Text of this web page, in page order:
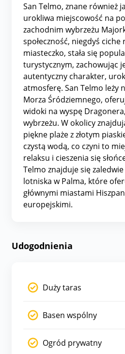
San Telmo, znane również
urokliwa miejscowość na
zachodnim wybrzeżu
społeczność, niegdyś ciche
miasteczko, stała się
turystycznym, zachowując
autentyczny charakter,
atmosferę. San Telmo leży
Morza Śródziemnego,
widoki na wyspę
wybrzeżu. W okolicy
piękne plaże z złotym
czystą wodą, co czyni to
relaksu i cieszenia się
Telmo znajduje się
lotniska w Palma, które
głównymi miastami
europejskimi.
Udogodnienia
Duży taras
Basen wspólny
Ogród prywatny